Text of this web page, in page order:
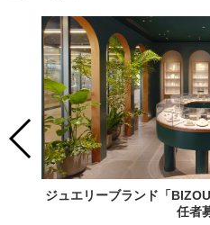
ジュエリーブランド「
任者